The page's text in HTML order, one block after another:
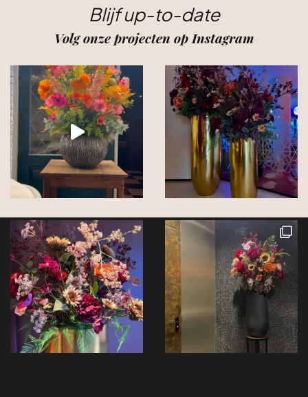
Blijf up-to-date
Volg onze projecten op Instagram